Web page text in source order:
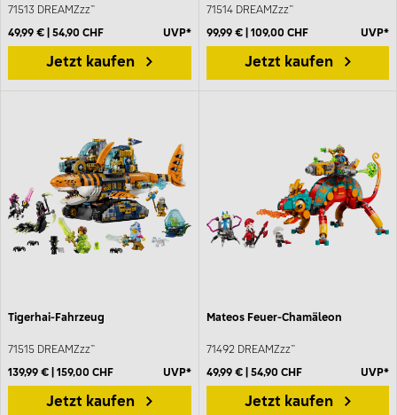
71513 DREAMZzz™
49,99 € | 54,90 CHF UVP*
Jetzt kaufen
71514 DREAMZzz™
99,99 € | 109,00 CHF UVP*
Jetzt kaufen
Tigerhai-Fahrzeug
71515 DREAMZzz™
139,99 € | 159,00 CHF UVP*
Jetzt kaufen
Mateos Feuer-Chamäleon
71492 DREAMZzz™
49,99 € | 54,90 CHF UVP*
Jetzt kaufen